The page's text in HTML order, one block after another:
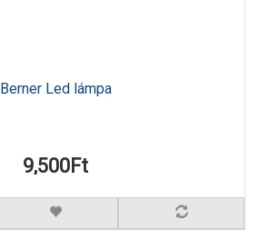
Berner Led lámpa
9,500Ft